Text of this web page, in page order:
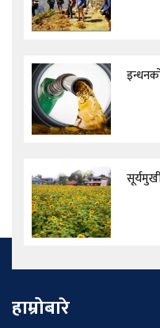
हाम्रोबारे